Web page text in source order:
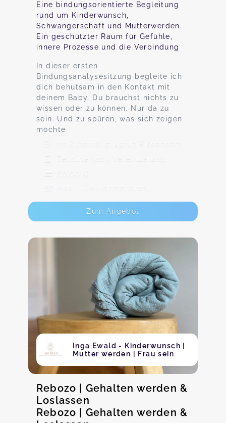
Eine bindungsorientierte Begleitung
rund um Kinderwunsch,
Schwangerschaft und Mutterwerden.
Ein geschützter Raum für Gefühle,
innere Prozesse und die Verbindung
In dieser ersten
Bindungsanalysesitzung begleite ich
dich behutsam in den Kontakt mit
deinem Baby. Du brauchst nichts zu
wissen oder zu können. Nur da zu
sein. Und zu spüren, was sich zeigen
möchte
Im Zittertal 5, 49143 Bissendorf
Termine nach Vereinbarung
50,00 €
Max. 1 TeilnehmerInnen
Zum Angebot
Inga Ewald - Kinderwunsch |
Mutter werden | Frau sein
Rebozo | Gehalten werden &
Loslassen
Rebozo | Gehalten werden &